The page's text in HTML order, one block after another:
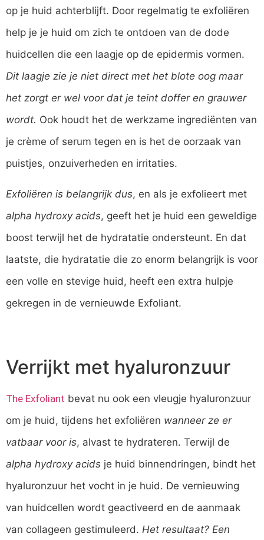
op je huid achterblijft. Door regelmatig te exfoliëren
help je je huid om zich te ontdoen van de dode
huidcellen die een laagje op de epidermis vormen.
Dit laagje zie je niet direct met het blote oog maar
het zorgt er wel voor dat je teint doffer en grauwer
wordt. Ook houdt het de werkzame ingrediënten van
je crème of serum tegen en is het de oorzaak van
puistjes, onzuiverheden en irritaties.
Exfoliëren is belangrijk dus, en als je exfolieert met
alpha hydroxy acids, geeft het je huid een geweldige
boost terwijl het de hydratatie ondersteunt. En dat
laatste, die hydratatie die zo enorm belangrijk is voor
een volle en stevige huid, heeft een extra hulpje
gekregen in de vernieuwde Exfoliant.
Verrijkt met hyaluronzuur
The Exfoliant bevat nu ook een vleugje hyaluronzuur
om je huid, tijdens het exfoliëren wanneer ze er
vatbaar voor is, alvast te hydrateren. Terwijl de
alpha hydroxy acids je huid binnendringen, bindt het
hyaluronzuur het vocht in je huid. De vernieuwing
van huidcellen wordt geactiveerd en de aanmaak
van collageen gestimuleerd. Het resultaat? Een